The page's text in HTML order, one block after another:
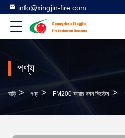
info@xingjin-fire.com
পণ্য
বাড়ি > পণ্য > FM200 ফায়ার দমন সিস্টেম >